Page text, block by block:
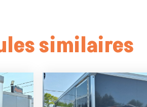
similaires